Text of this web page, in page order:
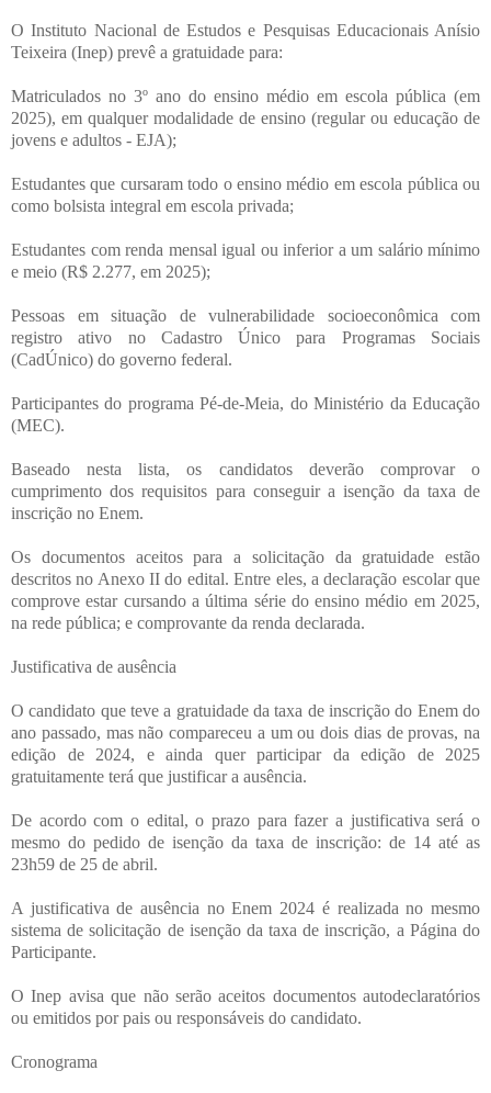
O Instituto Nacional de Estudos e Pesquisas Educacionais Anísio
Teixeira (Inep) prevê a gratuidade para:
Matriculados no 3º ano do ensino médio em escola pública (em
2025), em qualquer modalidade de ensino (regular ou educação de
jovens e adultos - EJA);
Estudantes que cursaram todo o ensino médio em escola pública ou
como bolsista integral em escola privada;
Estudantes com renda mensal igual ou inferior a um salário mínimo
e meio (R$ 2.277, em 2025);
Pessoas em situação de vulnerabilidade socioeconômica com
registro ativo no Cadastro Único para Programas Sociais
(CadÚnico) do governo federal.
Participantes do programa Pé-de-Meia, do Ministério da Educação
(MEC).
Baseado nesta lista, os candidatos deverão comprovar o
cumprimento dos requisitos para conseguir a isenção da taxa de
inscrição no Enem.
Os documentos aceitos para a solicitação da gratuidade estão
descritos no Anexo II do edital. Entre eles, a declaração escolar que
comprove estar cursando a última série do ensino médio em 2025,
na rede pública; e comprovante da renda declarada.
Justificativa de ausência
O candidato que teve a gratuidade da taxa de inscrição do Enem do
ano passado, mas não compareceu a um ou dois dias de provas, na
edição de 2024, e ainda quer participar da edição de 2025
gratuitamente terá que justificar a ausência.
De acordo com o edital, o prazo para fazer a justificativa será o
mesmo do pedido de isenção da taxa de inscrição: de 14 até as
23h59 de 25 de abril.
A justificativa de ausência no Enem 2024 é realizada no mesmo
sistema de solicitação de isenção da taxa de inscrição, a Página do
Participante.
O Inep avisa que não serão aceitos documentos autodeclaratórios
ou emitidos por pais ou responsáveis do candidato.
Cronograma